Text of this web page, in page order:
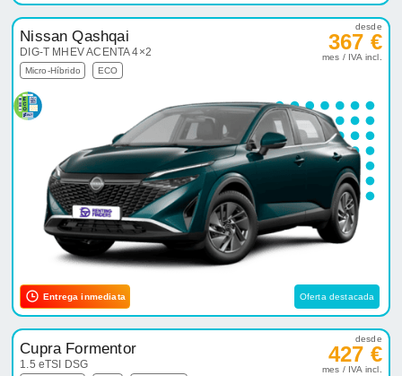
Nissan Qashqai
DIG-T MHEV ACENTA 4×2
Micro-Híbrido ECO
desde
367 €
mes / IVA incl.
Entrega inmediata Oferta destacada
Cupra Formentor
1.5 eTSI DSG
desde
427 €
mes / IVA incl.